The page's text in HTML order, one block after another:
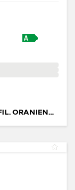
AH GOTTHARD KÖNIG GMBH FIL. ORANIENBURG